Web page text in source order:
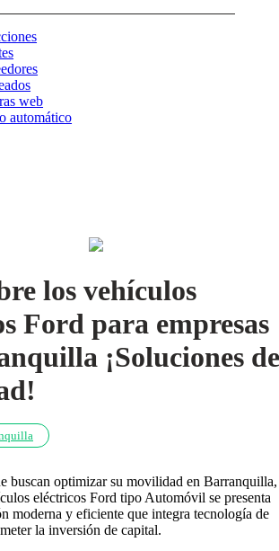
web
automático
los vehículos
Ford para empresas
¡Soluciones de
buscan optimizar su movilidad en Barranquilla,
eléctricos Ford tipo Automóvil se presenta
moderna y eficiente que integra tecnología de
la inversión de capital.